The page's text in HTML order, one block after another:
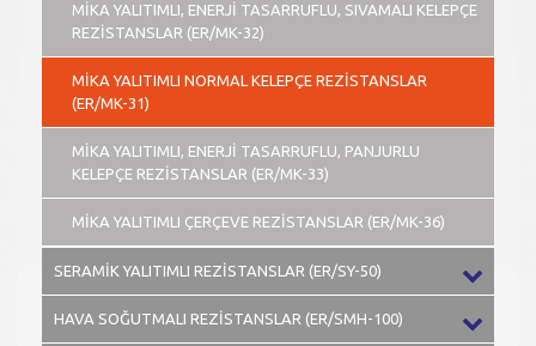
MİKA YALITIMLI, ENERJİ TASARRUFLU, SIVAMALI KELEPÇE
REZİSTANSLAR (ER/MK-32)
MİKA YALITIMLI NORMAL KELEPÇE REZİSTANSLAR
(ER/MK-31)
MİKA YALITIMLI, ENERJİ TASARRUFLU, PANJURLU
KELEPÇE REZİSTANSLAR (ER/MK-33)
MİKA YALITIMLI ÇERÇEVE REZİSTANSLAR (ER/MK-36)
SERAMİK YALITIMLI REZİSTANSLAR (ER/SY-50)
HAVA SOĞUTMALI REZİSTANSLAR (ER/SMH-100)